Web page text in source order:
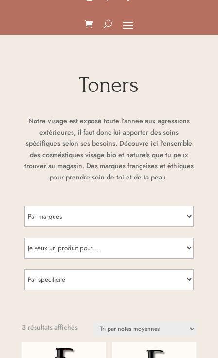
Toners
Notre visage est exposé toute l’année aux agressions
extérieures, il faut donc lui apporter des soins
spécifiques selon ses besoins. Découvre ici l’ensemble
des cosméstiques visage bio et naturels que tu peux
trouver au magasin. Des marques françaises et éthiques
pour prendre soin de toi et de ta peau.
3 résultats affichésTrié